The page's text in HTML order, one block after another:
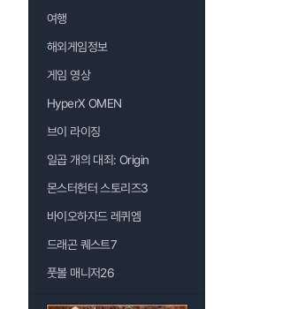
여행
해외게임정보
게임 영상
HyperX OMEN
브이 라이징
일곱 개의 대죄: Origin
몬스터헌터 스토리즈3
바이오하자드 레퀴엠
드래곤 퀘스트7
풋볼 매니저26